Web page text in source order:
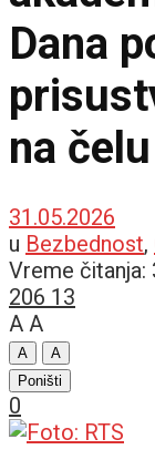
Dana
na
31.05.2026
u Bezbednost,
Vreme čitanja:
206 13
A A
A
A
Poništi
0